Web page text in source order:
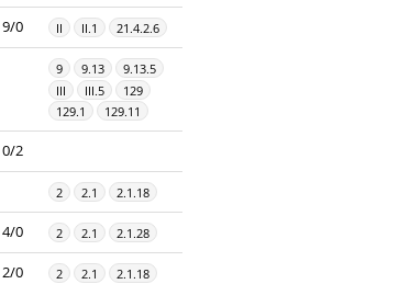
9/0 II II.1 21.4.2.6
9 9.13
9.13.5
III
III.5
129
129.1
129.11
0/2
2 2.1 2.1.18
4/0 2 2.1 2.1.28
2/0 2 2.1
2.1.18